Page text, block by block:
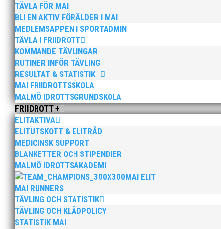
TÄVLA FÖR MAI
BLI EN AKTIV FÖRÄLDER I MAI
MEDLEMSAPPEN I SPORTADMIN
TÄVLA I FRIIDROTT
KOMMANDE TÄVLINGAR
RUTINER INFÖR TÄVLING
RESULTAT & STATISTIK
MAI FRIIDROTTSSKOLA
MALMÖ IDROTTSGRUNDSKOLA
FRIIDROTT +
ELITAKTIVA
ELITUTSKOTT & ELITRÅD
MEDICINSK SUPPORT
BLANKETTER OCH STIPENDIER
MALMÖ IDROTTSAKADEMI
MAI ELIT
MAI RUNNERS
TÄVLING OCH STATISTIK
TÄVLING OCH KLÄDPOLICY
STATISTIK MAI
Utbildningen tar cirka 3 timmar och
vid annat tillfälle.
Förmer information, trailer för
Engagemang • Kompetens • Gemenskap
ADRESS:
217 62 Malmö